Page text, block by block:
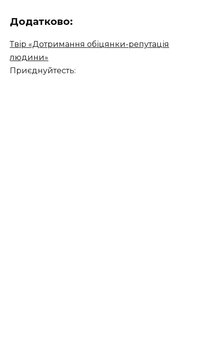
Додатково:
Твір «Дотримання обіцянки-репутація
людини»
Приєднуйтесть: